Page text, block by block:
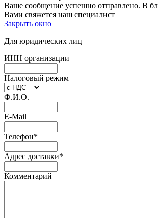
Ваше сообщение успешно отправлено. В
Вами свяжется наш специалист
Закрыть окно
Для юридических лиц
ИНН организации
Налоговый режим
Ф.И.О.
E-Mail
Телефон*
Адрес доставки*
Комментарий